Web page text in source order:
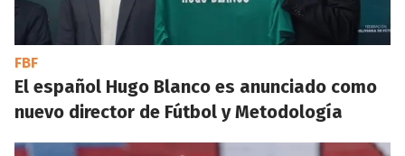
FBF
El español Hugo Blanco es anunciado como
nuevo director de Fútbol y Metodología